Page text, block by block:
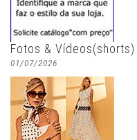
Fotos & Vídeos(shorts)
01/07/2026
Melhores Looks